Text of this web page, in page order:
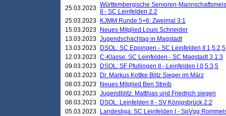
25.03.2023 Württembergische Senioren-
II - SC Leinfelden 2:2
25.03.2023
KJMM Runde 5+6: Zweimal 3:1
15.03.2023
Neues Mitglied Louis Schneider
13.03.2023 Jugendschachtag in Magstadt
13.03.2023
DSOL: SC Eppingen - SC Leinfelden II 1,5:2,5
12.03.2023 C-Klasse: SC Leinfelden - SC Magstadt 3 1:3
09.03.2023
DSOL: SF Pfullingen II - Leinfelden I 0,5:3,5
08.03.2023
Dr. Markus Kottke Blitz Sieger im März
08.03.2023
Neues Mitglied Ben Streib
08.03.2023 Jugendblitz: Matthias und Friedrich siegen
08.03.2023
DSOL: Leinfelden II - SV Königsbrück 2:2
05.03.2023
Landesliga: SC Leinfelden I - SpVgg